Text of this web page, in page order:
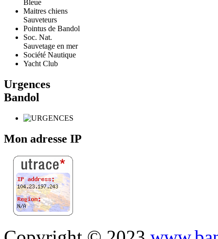
Bleue
Maitres chiens
Sauveteurs
Pointus de Bandol
Soc. Nat.
Sauvetage en mer
Société Nautique
Yacht Club
Urgences
Bandol
Mon adresse IP